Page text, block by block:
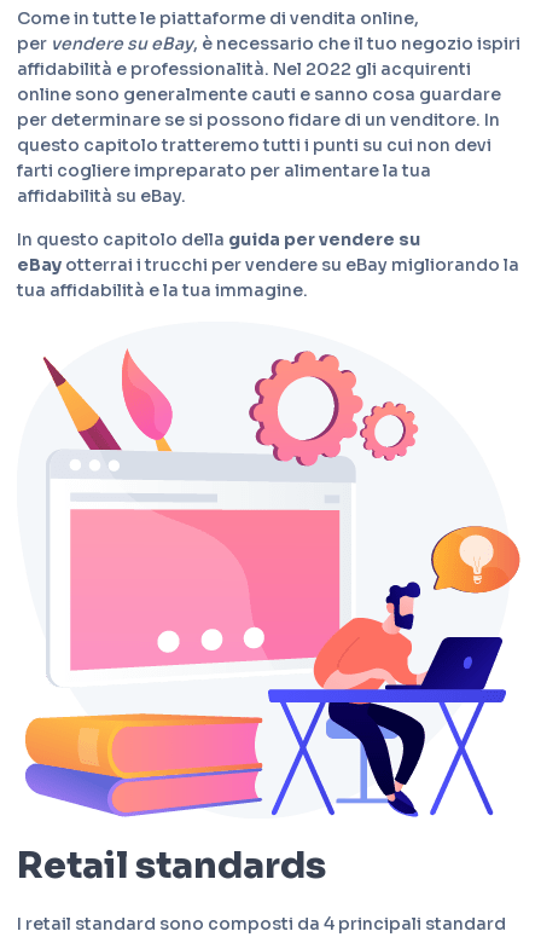
Come in tutte le piattaforme di vendita online,
per vendere su eBay, è necessario che il tuo negozio ispiri
affidabilità e professionalità. Nel 2022 gli acquirenti
online sono generalmente cauti e sanno cosa guardare
per determinare se si possono fidare di un venditore. In
questo capitolo tratteremo tutti i punti su cui non devi
farti cogliere impreparato per alimentare la tua
affidabilità su eBay.
In questo capitolo della guida per vendere su
eBay otterrai i trucchi per vendere su eBay migliorando la
tua affidabilità e la tua immagine.
Retail standards
I retail standard sono composti da 4 principali standard